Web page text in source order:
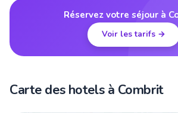
Réservez votre séjour à
Voir les tarifs →
Carte des hotels à Combrit